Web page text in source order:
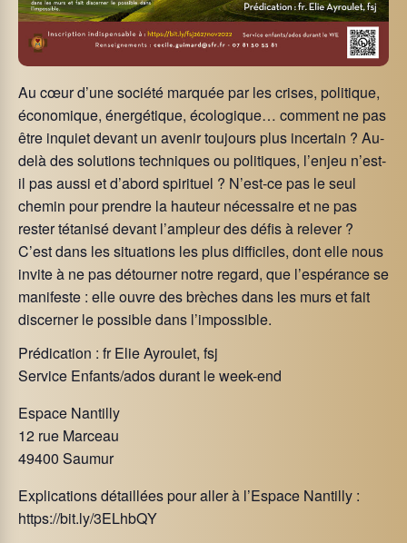
Au cœur d’une société marquée par les crises, politique,
économique, énergétique, écologique… comment ne pas
être inquiet devant un avenir toujours plus incertain ? Au-
delà des solutions techniques ou politiques, l’enjeu n’est-
il pas aussi et d’abord spirituel ? N’est-ce pas le seul
chemin pour prendre la hauteur nécessaire et ne pas
rester tétanisé devant l’ampleur des défis à relever ?
C’est dans les situations les plus difficiles, dont elle nous
invite à ne pas détourner notre regard, que l’espérance se
manifeste : elle ouvre des brèches dans les murs et fait
discerner le possible dans l’impossible.
Prédication : fr Elie Ayroulet, fsj
Service Enfants/ados durant le week-end
Espace Nantilly
12 rue Marceau
49400 Saumur
Explications détaillées pour aller à l’Espace Nantilly :
https://bit.ly/3ELhbQY